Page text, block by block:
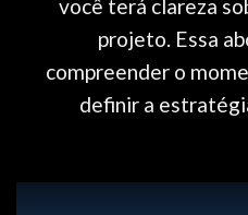
você terá clareza
projeto. Essa
compreender o
definir a